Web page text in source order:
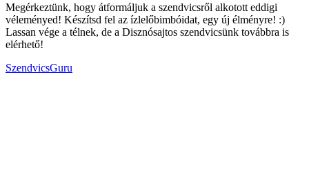
Megérkeztünk, hogy átformáljuk a szendvicsről alkotott eddigi
véleményed! Készítsd fel az ízlelőbimbóidat, egy új élményre! :)
Lassan vége a télnek, de a Disznósajtos szendvicsünk továbbra is
elérhető!
SzendvicsGuru